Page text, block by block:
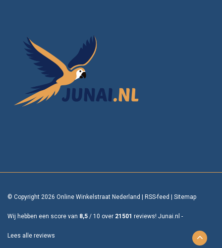
© Copyright 2026 Online Winkelstraat Nederland RSS-feed Sitemap
Wij hebben een score van 8,5 / 10 over 21501 reviews! Junai.nl -
Lees alle reviews